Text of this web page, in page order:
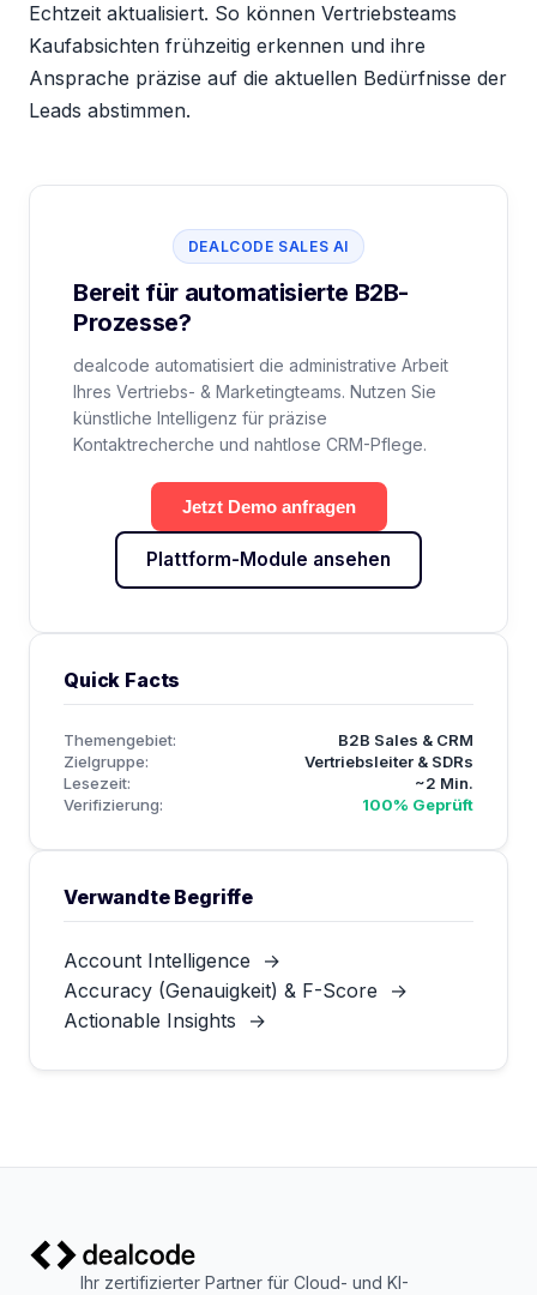
Echtzeit aktualisiert. So können Vertriebsteams
Kaufabsichten frühzeitig erkennen und ihre
Ansprache präzise auf die aktuellen Bedürfnisse der
Leads abstimmen.
DEALCODE SALES AI
Bereit für automatisierte B2B-
Prozesse?
dealcode automatisiert die administrative Arbeit
Ihres Vertriebs- & Marketingteams. Nutzen Sie
künstliche Intelligenz für präzise
Kontaktrecherche und nahtlose CRM-Pflege.
Jetzt Demo anfragen
Plattform-Module ansehen
Quick Facts
Themengebiet:
B2B Sales & CRM
Zielgruppe:
Vertriebsleiter & SDRs
Lesezeit:
~2 Min.
Verifizierung:
100% Geprüft
Verwandte Begriffe
Account Intelligence
→
Accuracy (Genauigkeit) & F-Score
→
Actionable Insights
→
Ihr zertifizierter Partner für Cloud- und KI-